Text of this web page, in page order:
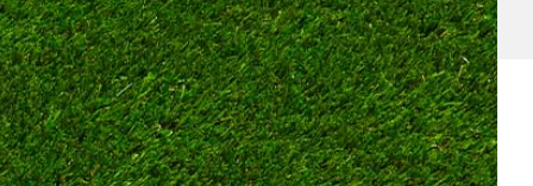
Projets clé en Main